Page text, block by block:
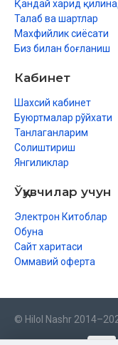
Қандай харид
Талаб ва шартлар
Махфийлик сиёсати
Биз билан боғланиш
Кабинет
Шахсий кабинет
Буюртмалар рўйхати
Танлаганларим
Солиштириш
Янгиликлар
Ўқувчилар учун
Электрон Китоблар
Обуна
Сайт харитаси
Оммавий оферта
© Hilol Nashr